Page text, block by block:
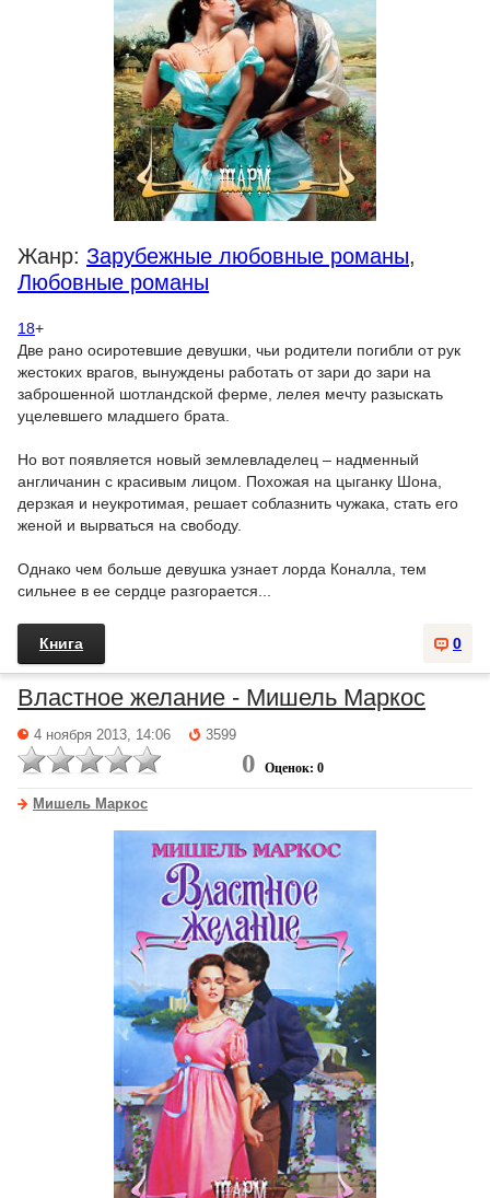
Жанр: Зарубежные любовные романы,
Любовные романы
18+
Две рано осиротевшие девушки, чьи родители погибли от рук
жестоких врагов, вынуждены работать от зари до зари на
заброшенной шотландской ферме, лелея мечту разыскать
уцелевшего младшего брата.
Но вот появляется новый землевладелец – надменный
англичанин с красивым лицом. Похожая на цыганку Шона,
дерзкая и неукротимая, решает соблазнить чужака, стать его
женой и вырваться на свободу.
Однако чем больше девушка узнает лорда Коналла, тем
сильнее в ее сердце разгорается...
0
Книга
Властное желание - Мишель Маркос
4 ноября 2013, 14:06 3599
0 Оценок: 0
Мишель Маркос